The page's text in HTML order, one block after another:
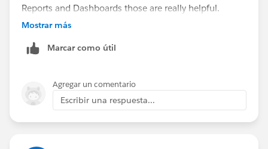
Reports and Dashboards those are really helpful.
Mostrar más
Marcar como útil
Agregar un comentario
Escribir una respuesta...